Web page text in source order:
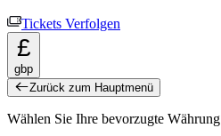
Tickets Verfolgen
£
gbp
Zurück zum Hauptmenü
Wählen Sie Ihre bevorzugte Währung